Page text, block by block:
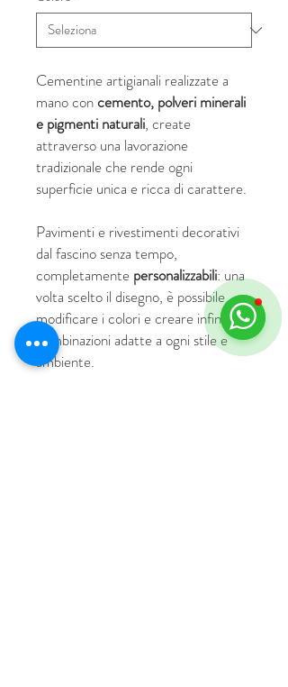
Cementine artigianali realizzate a
mano concemento, polveri minerali
e pigmenti naturali, create
attraverso una lavorazione
tradizionale che rende ogni
superficie unica e ricca di carattere.
Pavimenti e rivestimenti decorativi
dal fascino senza tempo,
completamente personalizzabili: una
volta scelto il disegno, è possibile
modificare i colori e creare infinite
combinazioni adatte a ogni stile e
ambiente.